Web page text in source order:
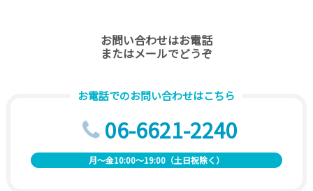
お問い合わせはお電話
またはメールでどうぞ
お電話でのお問い合わせはこちら
06-6621-2240
月～金10:00～19:00（土日祝除く）